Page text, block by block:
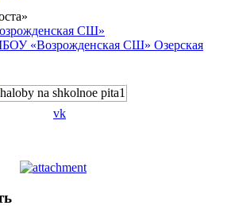
СШ»
«Возрожденская СШ» Озерская